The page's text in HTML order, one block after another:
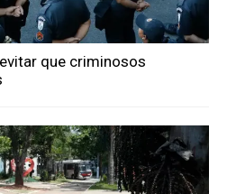
que criminosos